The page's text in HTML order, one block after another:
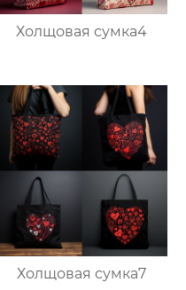
Холщовая сумка4
Холщовая сумка7